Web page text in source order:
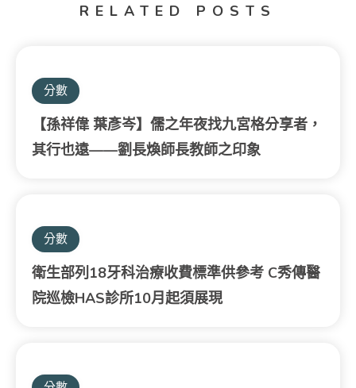
RELATED POSTS
分數
【孫祥偉 葉彥岑】儒之年夜找九宮格分享者，
其行也遠——劉長煥師長教師之印象
分數
衛生部列18牙科治療收費標準供參考 C秀傳醫
院巡檢HAS診所10月起須展現